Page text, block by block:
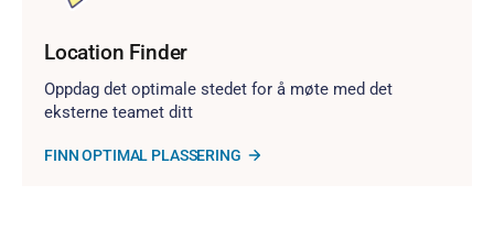
Location Finder
Oppdag det optimale stedet for å møte med det
eksterne teamet ditt
FINN OPTIMAL PLASSERING